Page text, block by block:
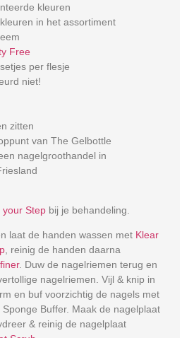
kleuren
in het assortiment
Free
per flesje
niet!
zitten
van The Gelbottle
nagelgroothandel in
your Step bij je behandeling.
laat de handen wassen met Klear
, reinig de handen daarna
. Duw de nagelriemen terug en
nagelriemen. Vijl & knip in
en buf voorzichtig de nagels met
Buffer. Maak de nagelplaat
& reinig de nagelplaat